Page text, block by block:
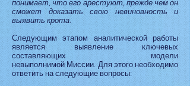
понимает, что его арестуют, прежде чем он
сможет доказать свою невиновность и
выявить крота.
Следующим этапом аналитической работы
является выявление ключевых
составляющих модели
невыполнимой Миссии. Для этого необходимо
ответить на следующие вопросы: